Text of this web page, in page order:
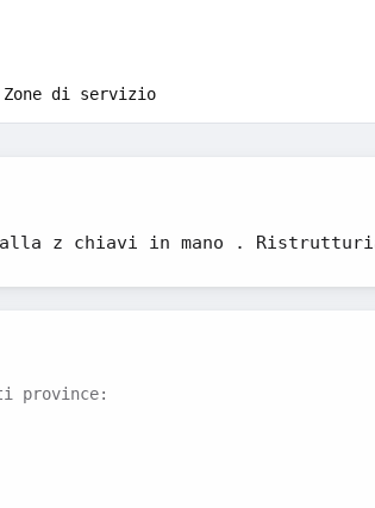
Zone di servizio
alla z chiavi in mano .
province: